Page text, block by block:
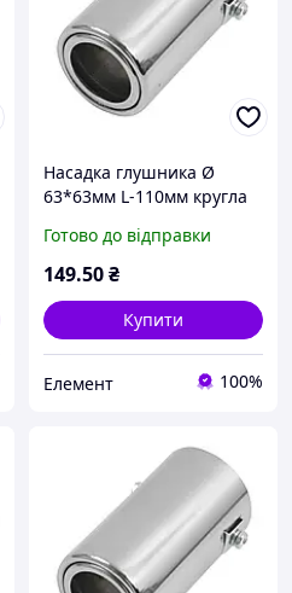
Насадка глушника Ø
63*63мм L-110мм кругла
106034
Готово до відправки
149.50₴
Купити
Елемент 100%